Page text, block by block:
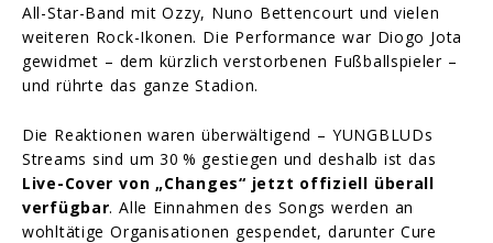
All-Star-Band mit Ozzy, Nuno Bettencourt und vielen
weiteren Rock-Ikonen. Die Performance war Diogo Jota
gewidmet – dem kürzlich verstorbenen Fußballspieler –
und rührte das ganze Stadion.
Die Reaktionen waren überwältigend – YUNGBLUDs
Streams sind um 30 % gestiegen und deshalb ist das
Live-Cover von „Changes“ jetzt offiziell überall
verfügbar. Alle Einnahmen des Songs werden an
wohltätige Organisationen gespendet, darunter Cure